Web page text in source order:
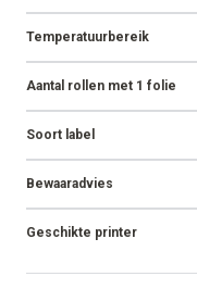
Temperatuurbereik
Aantal rollen met 1 folie
Soort label
Bewaaradvies
Geschikte printer